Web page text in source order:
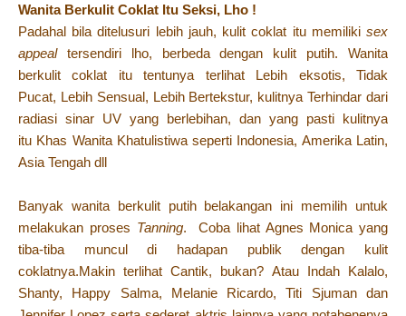
Wanita Berkulit Coklat Itu Seksi, Lho !
Padahal bila ditelusuri lebih jauh, kulit coklat itu memiliki sex
appealtersendiri lho, berbeda dengan kulit putih. Wanita
berkulit coklat itu tentunya terlihat Lebih eksotis, Tidak
Pucat, Lebih Sensual, Lebih Bertekstur, kulitnya Terhindar dari
radiasi sinar UV yang berlebihan, dan yang pasti kulitnya
itu Khas Wanita Khatulistiwa seperti Indonesia, Amerika Latin,
Asia Tengah dll
Banyak wanita berkulit putih belakangan ini memilih untuk
melakukan proses Tanning. Coba lihat Agnes Monica yang
tiba-tiba muncul di hadapan publik dengan kulit
coklatnya.Makin terlihat Cantik, bukan? Atau Indah Kalalo,
Shanty, Happy Salma, Melanie Ricardo, Titi Sjuman dan